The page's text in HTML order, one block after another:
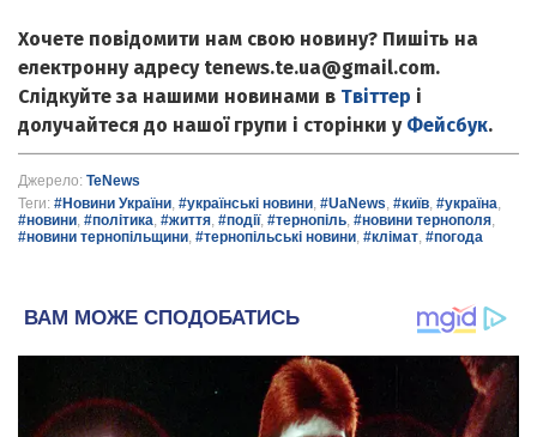
Хочете повідомити нам свою новину? Пишіть на
електронну адресу tenews.te.ua@gmail.com.
Слідкуйте за нашими новинами в Твіттер і
долучайтеся до нашої групи і сторінки у Фейсбук.
Джерело: TeNews
Теги: #Новини України, #українські новини, #UaNews, #київ, #україна,
#новини, #політика, #життя, #події, #тернопіль, #новини тернополя,
#новини тернопільщини, #тернопільські новини, #клімат, #погода